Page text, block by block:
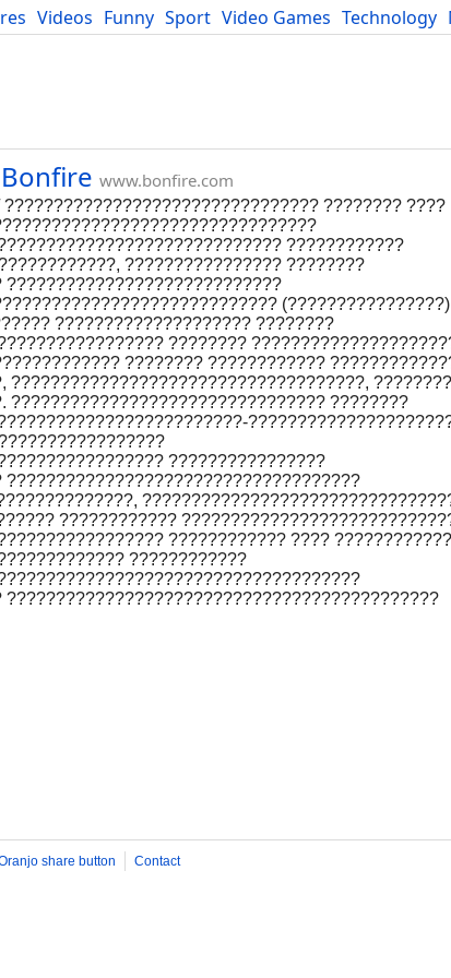
Videos Funny Sport Video Games Technology
Blog
www.bonfire.com
???????? ????
????????????
???????????????? ????????
(????????????????)
???????????????????? ????????
????????
???????? ????????????
????????
????????????????
????????????
???????????? ????
????????????
share button
Contact